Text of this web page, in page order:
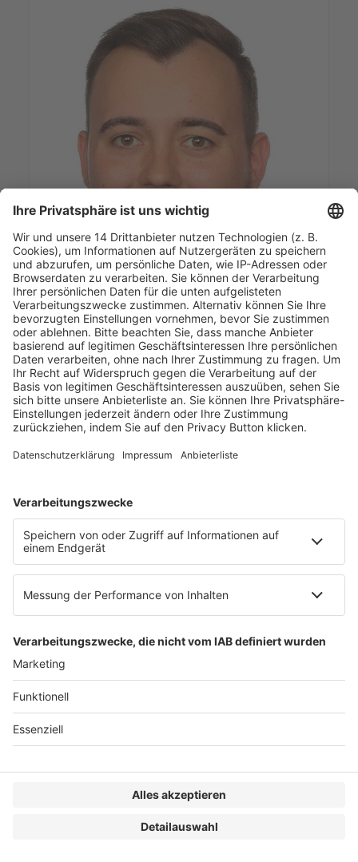
Dr. Ruben Plum-Schneider
Die Bundesbeauftragte für den Datenschutz und die
11.45 Uhr
Videoüberwachung – Rechtliche Vorgaben und
Enforcement